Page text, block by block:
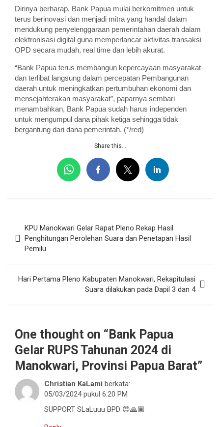
Dirinya berharap, Bank Papua mulai berkomitmen untuk
terus berinovasi dan menjadi mitra yang handal dalam
mendukung penyelenggaraan pemerintahan daerah dalam
elektronisasi digital guna memperlancar aktivitas transaksi
OPD secara mudah, real time dan lebih akurat.
“Bank Papua terus membangun kepercayaan masyarakat
dan terlibat langsung dalam percepatan Pembangunan
daerah untuk meningkatkan pertumbuhan ekonomi dan
mensejahterakan masyarakat”, paparnya sembari
menambahkan, Bank Papua sudah harus independen
untuk mengumpul dana pihak ketiga sehingga tidak
bergantung dari dana pemerintah. (*/red)
Share this...
pos
KPU Manokwari Gelar Rapat Pleno Rekap Hasil
Penghitungan Perolehan Suara dan Penetapan Hasil
Pemilu
Hari Pertama Pleno Kabupaten Manokwari, Rekapitulasi
Suara dilakukan pada Dapil 3 dan 4
One thought on “ Bank Papua
Gelar RUPS Tahunan 2024 di
Manokwari, Provinsi Papua Barat”
Christian KaLami berkata:
05/03/2024 pukul 6:20 PM
SUPPORT SLaLuuu BPD 😍🙏🏾